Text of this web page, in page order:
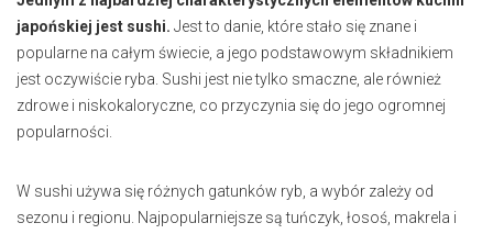
japońskiej jest sushi. Jest to danie, które stało się znane i
popularne na całym świecie, a jego podstawowym składnikiem
jest oczywiście ryba. Sushi jest nie tylko smaczne, ale również
zdrowe i niskokaloryczne, co przyczynia się do jego ogromnej
popularności.
W sushi używa się różnych gatunków ryb, a wybór zależy od
sezonu i regionu. Najpopularniejsze są tuńczyk, łosoś, makrela i